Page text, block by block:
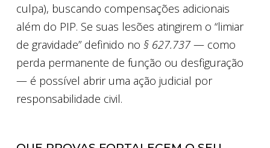
culpa), buscando compensações adicionais
além do PIP. Se suas lesões atingirem o “limiar
de gravidade” definido no § 627.737 — como
perda permanente de função ou desfiguração
— é possível abrir uma ação judicial por
responsabilidade civil.